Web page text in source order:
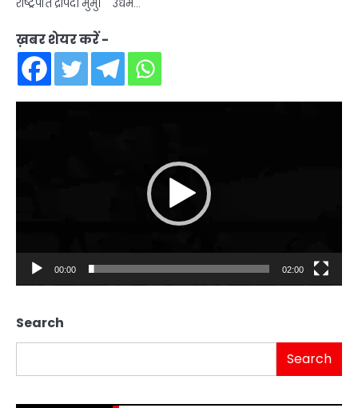
राष्ट्रपति द्रौपदी मुर्मु। उधम…
ख़बर शेयर करें -
00:00 02:00
Search
Search